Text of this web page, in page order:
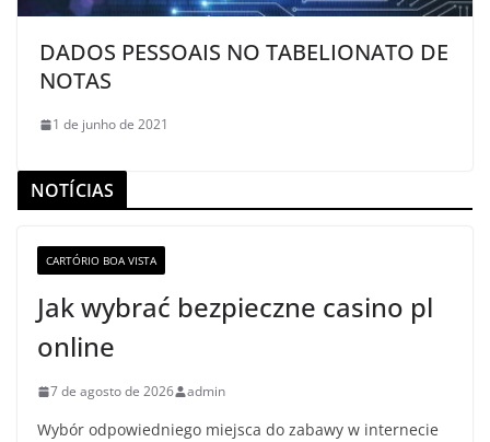
DADOS PESSOAIS NO TABELIONATO DE
NOTAS
1 de junho de 2021
NOTÍCIAS
CARTÓRIO BOA VISTA
Jak wybrać bezpieczne casino pl
online
7 de agosto de 2026 admin
Wybór odpowiedniego miejsca do zabawy w internecie